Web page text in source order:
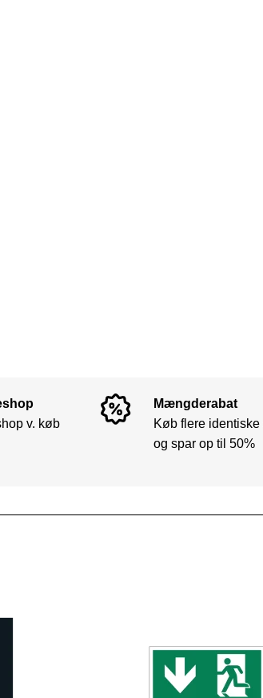
v. køb
Mængderabat
Køb flere identiske
og spar op til 50%